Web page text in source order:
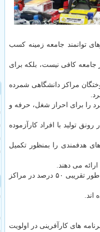
توانمند جامعه زمینه کسب
جامعه کافی نیست، بلکه برای
مراکز دانشگاهی شمرده
را برای احراز شغل، حرفه و
تولید با افراد کارآزموده
هدفمندی را بمنظور تکمیل
سالانه ۱۲۰ هزار نفر در استان اصفهان در ۲ بخش دولتی و خصوصی آموزش های مهارتی را کسب می کنند که به طور تقریبی ۵۰ درصد در مراکز
های کارآفرینی در اولویت